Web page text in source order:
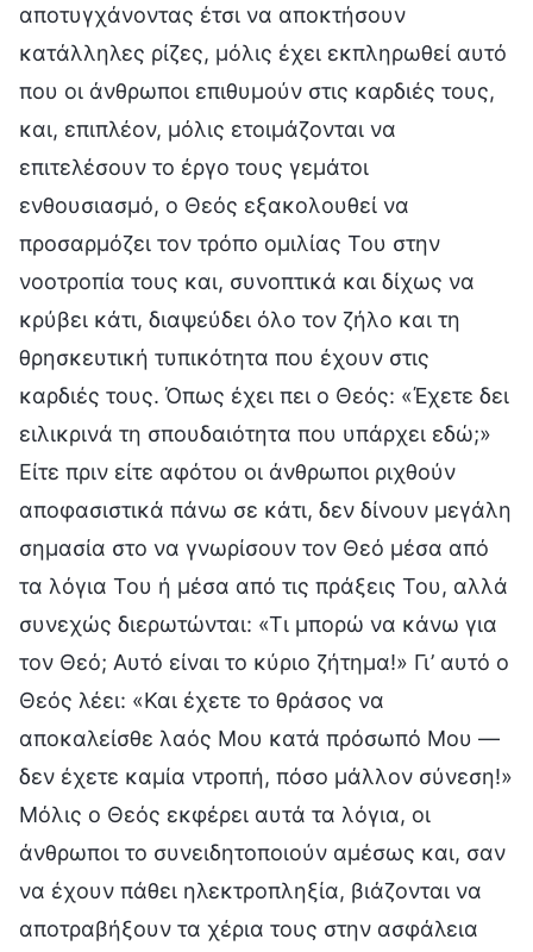
αποτυγχάνοντας έτσι να αποκτήσουν
κατάλληλες ρίζες, μόλις έχει εκπληρωθεί αυτό
που οι άνθρωποι επιθυμούν στις καρδιές τους,
και, επιπλέον, μόλις ετοιμάζονται να
επιτελέσουν το έργο τους γεμάτοι
ενθουσιασμό, ο Θεός εξακολουθεί να
προσαρμόζει τον τρόπο ομιλίας Του στην
νοοτροπία τους και, συνοπτικά και δίχως να
κρύβει κάτι, διαψεύδει όλο τον ζήλο και τη
θρησκευτική τυπικότητα που έχουν στις
καρδιές τους. Όπως έχει πει ο Θεός: «Έχετε δει
ειλικρινά τη σπουδαιότητα που υπάρχει εδώ;»
Είτε πριν είτε αφότου οι άνθρωποι ριχθούν
αποφασιστικά πάνω σε κάτι, δεν δίνουν μεγάλη
σημασία στο να γνωρίσουν τον Θεό μέσα από
τα λόγια Του ή μέσα από τις πράξεις Του, αλλά
συνεχώς διερωτώνται: «Τι μπορώ να κάνω για
τον Θεό; Αυτό είναι το κύριο ζήτημα!» Γι’ αυτό ο
Θεός λέει: «Και έχετε το θράσος να
αποκαλείσθε λαός Μου κατά πρόσωπό Μου —
δεν έχετε καμία ντροπή, πόσο μάλλον σύνεση!»
Μόλις ο Θεός εκφέρει αυτά τα λόγια, οι
άνθρωποι το συνειδητοποιούν αμέσως και, σαν
να έχουν πάθει ηλεκτροπληξία, βιάζονται να
αποτραβήξουν τα χέρια τους στην ασφάλεια